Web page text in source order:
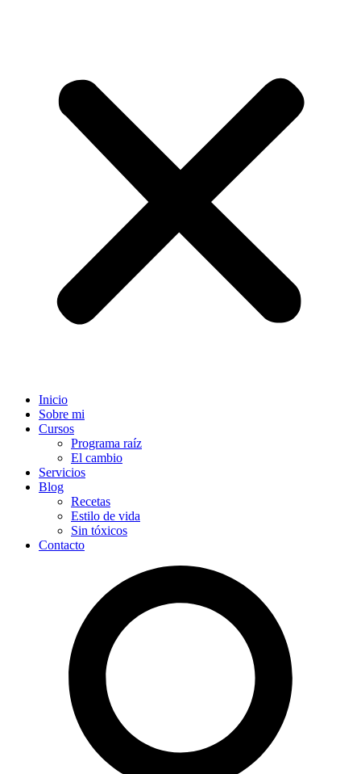
Inicio
Sobre mi
Cursos
Programa raíz
El cambio
Servicios
Blog
Recetas
Estilo de vida
Sin tóxicos
Contacto